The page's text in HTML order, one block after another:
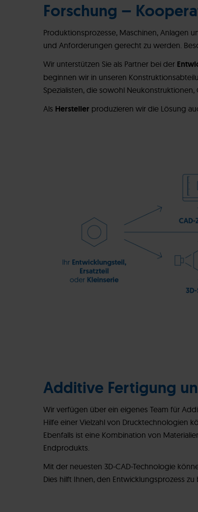
Forschung –
Produktionsprozesse, Maschinen, Anlagen
und Anforderungen gerecht zu werden.
Wir unterstützen Sie als Partner bei der
beginnen wir in unseren
Spezialisten, die sowohl
Als Hersteller produzieren wir die Lösung
Additive Fertigung
Wir verfügen über ein eigenes Team für
Hilfe einer Vielzahl von Drucktechnologien
Ebenfalls ist eine Kombination von
Endprodukts.
Mit der neuesten 3D-CAD-Technologie
Dies hilft Ihnen, den Entwicklungsprozess zu